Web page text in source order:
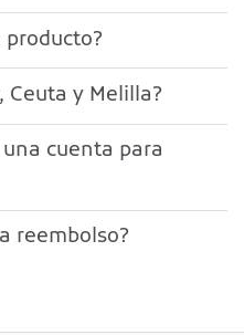
producto?
Ceuta y Melilla?
cuenta para
reembolso?